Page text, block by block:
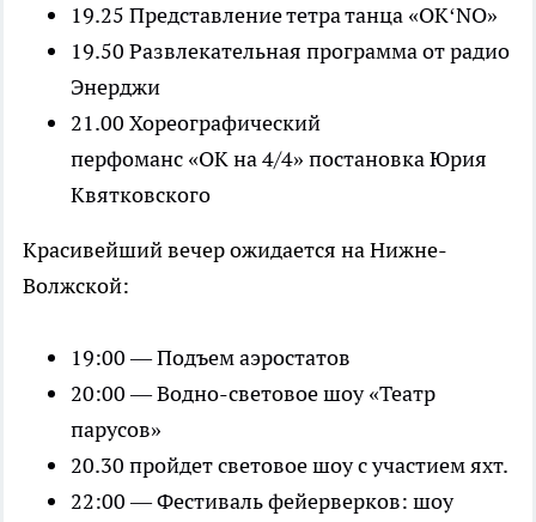
19.25 Представление тетра танца «OK‘NO»
19.50 Развлекательная программа от радио
Энерджи
21.00 Хореографический
перфоманс «ОК на 4/4» постановка Юрия
Квятковского
Красивейший вечер ожидается на Нижне-
Волжской:
19:00 — Подъем аэростатов
20:00 — Водно-световое шоу «Театр
парусов»
20.30 пройдет световое шоу с участием яхт.
22:00 — Фестиваль фейерверков: шоу